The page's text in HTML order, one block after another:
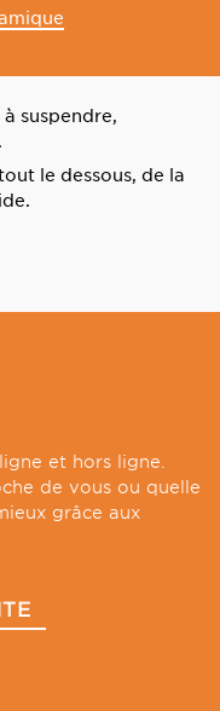
suspendre,
le dessous, de la
et hors ligne.
de vous ou quelle
grâce aux